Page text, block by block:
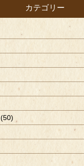
カテゴリー
(50)